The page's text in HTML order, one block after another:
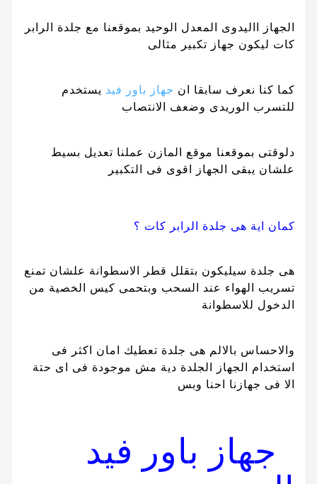
الجهاز االيدوى المعدل الوحيد بموقعنا مع جلدة الرابر
كات ليكون جهاز تكبير مثالى
كما كنا نعرف سابقا ان جهاز باور فيد يستخدم
للتسرب الوريدى وضعف الانتصاب
دلوقتى بموقعنا موقع المازن عملنا تعديل بسيط
علشان يبقى الجهاز اقوى فى التكبير
كمان اية هى جلدة الرابر كات ؟
هى جلدة سيليكون بتقلل قطر الاسطوانة علشان تمنع
تسريب الهواء عند السحب وبتحمى كيس الخصية من
الدخول للاسطوانة
والاحساس بالالم هى جلدة تعطيك امان اكثر فى
استخدام الجهاز الجلدة دية مش موجودة فى اى حتة
الا فى جهازنا احنا وبس
جهاز باور فيد